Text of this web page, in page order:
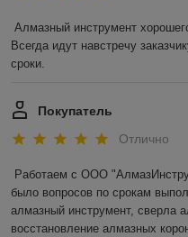
Алмазный инструмент
Всегда идут навстречу
сроки.
Покупатель
Отлично
Работаем с ООО
было вопросов по срокам
алмазный инструмент, сверла
восстановление алмазных